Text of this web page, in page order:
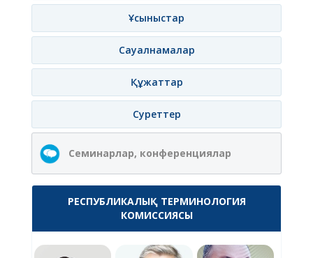
Ұсыныстар
Сауалнамалар
Құжаттар
Суреттер
Семинарлар, конференциялар
РЕСПУБЛИКАЛЫҚ ТЕРМИНОЛОГИЯ
КОМИССИЯСЫ